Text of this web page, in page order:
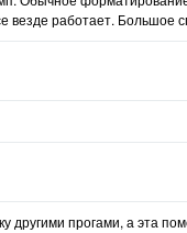
везде работает. Большое
другими прогами, а эта